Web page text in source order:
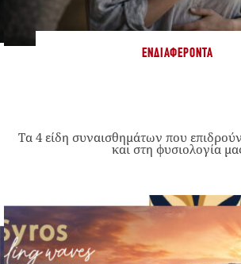
ΕΝΔΙΑΦΈΡΟΝΤΑ
Τα 4 είδη συναισθημάτων που
και στη φυσιολογία